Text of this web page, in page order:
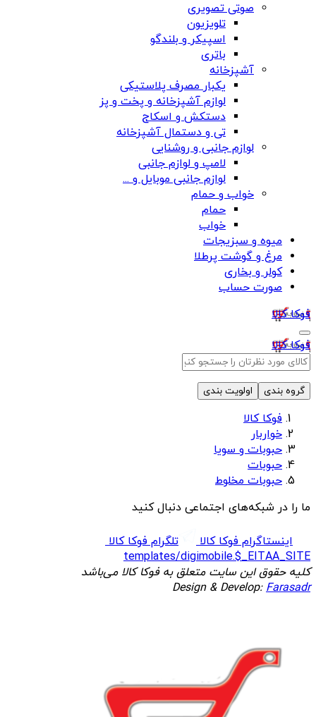
صوتی تصویری
تلویزیون
اسپیکر و بلندگو
باتری
آشپزخانه
یکبار مصرف پلاستیکی
لوازم آشپزخانه و پخت و پز
دستکش و اسکاج
تی و دستمال آشپزخانه
لوازم جانبی و روشنایی
لامپ و لوازم جانبی
لوازم جانبی موبایل و ...
خواب و حمام
حمام
خواب
میوه و سبزیجات
مرغ و گوشت پرطلا
کولر و بخاری
صورت حساب
فوکا کالا
فوکا کالا
گروه بندی اولویت بندی
فوکا کالا
خواربار
حبوبات و سویا
حبوبات
حبوبات مخلوط
ما را در شبکه‌های اجتماعی دنبال کنید
اینستاگرام فوکا کالا
تلگرام فوکا کالا
templates/digimobile.$_EITAA_SITE
کلیه حقوق این سایت متعلق به فوکا کالا می‌باشد
Design & Develop:Farasadr